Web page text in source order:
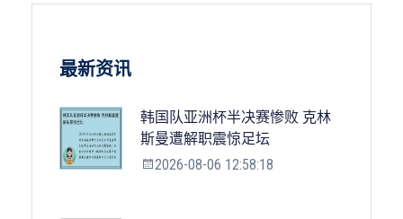
最新资讯
韩国队亚洲杯半决赛惨败 克林
斯曼遭解职震惊足坛
2026-08-06 12:58:18